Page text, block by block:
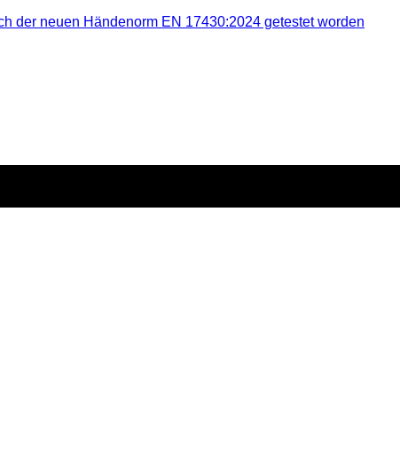
der neuen Händenorm EN 17430:2024 getestet worden